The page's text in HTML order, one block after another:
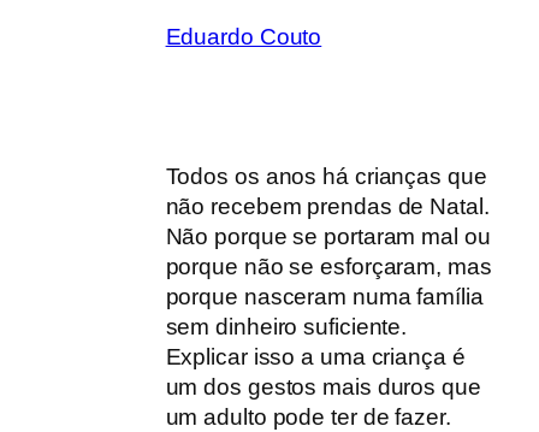
Eduardo Couto
Todos os anos há crianças que
não recebem prendas de Natal.
Não porque se portaram mal ou
porque não se esforçaram, mas
porque nasceram numa família
sem dinheiro suficiente.
Explicar isso a uma criança é
um dos gestos mais duros que
um adulto pode ter de fazer.